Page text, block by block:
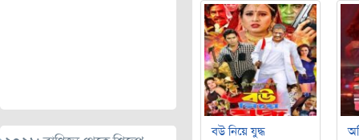
বউ নিয়ে যুদ্ধ